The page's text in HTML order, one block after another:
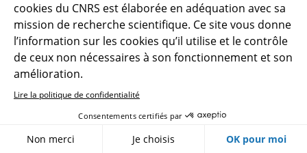
VIDÉO
Abysses, les alliances des profondeurs
En 2013 une trentaine de scientifiques
ont exploré le site de Lucky Strike situé à
plus de 1 500 mètres de profondeur, où
des fumeurs volcaniques rejettent des
fluides acides chauffés à 350°C. Ce...
cookies du CNRS est élaborée en adéquation avec sa
mission de recherche scientifique. Ce site vous donne
l’information sur les cookies qu’il utilise et le contrôle
de ceux non nécessaires à son fonctionnement et son
amélioration.
Lire la politique de confidentialité
Consentements certifiés par
Non merci Je choisis OK pour moi